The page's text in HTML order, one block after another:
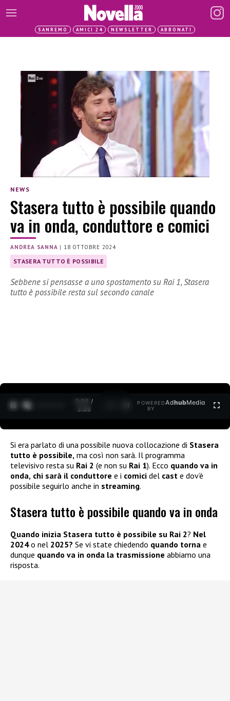
SANREMO AMICI 24 NEWSLETTER ABBONATI
NEWS
Stasera tutto è possibile quando
va in onda, conduttore e comici
ANDREA SANNA | 18 OTTOBRE 2024
STASERA TUTTO È POSSIBILE
Sebbene si pensasse a uno spostamento su Rai 1, Stasera
tutto è possibile resta sul secondo canale
0:30 /
3:35
POWERED
BY
AdhubMedia
Si era parlato di una possibile nuova collocazione di Stasera
tutto è possibile, ma così non sarà. Il programma
televisivo resta su Rai 2 (e non su Rai 1). Ecco quando va in
onda, chi sarà il conduttore e i comici del cast e dov’è
possibile seguirlo anche in streaming.
Stasera tutto è possibile quando va in onda
Quando inizia Stasera tutto è possibile su Rai 2? Nel
2024o nel 2025? Se vi state chiedendo quando torna e
dunque quando va in onda la trasmissione abbiamo una
risposta.